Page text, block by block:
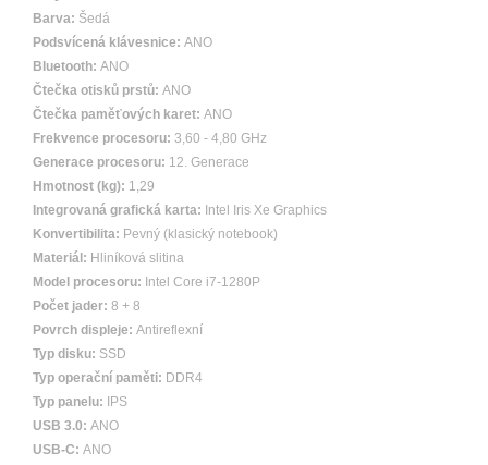
Barva: Šedá
Podsvícená klávesnice: ANO
Bluetooth: ANO
Čtečka otisků prstů: ANO
Čtečka paměťových karet: ANO
Frekvence procesoru: 3,60 - 4,80 GHz
Generace procesoru: 12. Generace
Hmotnost (kg): 1,29
Integrovaná grafická karta: Intel Iris Xe Graphics
Konvertibilita: Pevný (klasický notebook)
Materiál: Hliníková slitina
Model procesoru: Intel Core i7-1280P
Počet jader: 8 + 8
Povrch displeje: Antireflexní
Typ disku: SSD
Typ operační paměti: DDR4
Typ panelu:
IPS
USB 3.0: ANO
USB-C: ANO